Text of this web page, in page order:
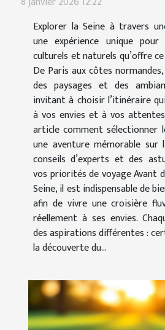
Explorer la Seine à travers
une expérience unique
culturels et naturels qu’offre
De Paris aux côtes
des paysages et des
invitant à choisir l’itinéraire
à vos envies et à vos
article comment sélectionner
une aventure mémorable sur
conseils d’experts et des
vos priorités de voyage Avant
Seine, il est indispensable de
afin de vivre une croisière
réellement à ses envies.
des aspirations différentes :
la découverte du...